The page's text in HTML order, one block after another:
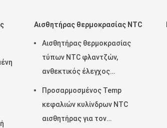
Αισθητήρας θερμοκρασίας NTC
Αισθητήρας θερμοκρασίας
τύπων NTC φλαντζών,
ανθεκτικός έλεγχος
θερμοκρασίας θερμικών
αντιστάσεων
Προσαρμοσμένος Temp
κεφαλιών κυλίνδρων NTC
αισθητήρας για τον